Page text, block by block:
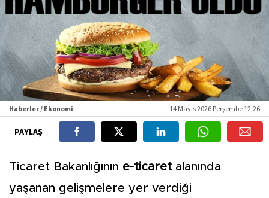
Haberler / Ekonomi 14 Mayıs 2026 Perşembe 12:26
PAYLAŞ
Ticaret Bakanlığının e-ticaretalanında
yaşanan gelişmelere yer verdiği